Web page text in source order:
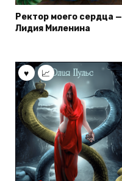
Ректор моего сердца —
Лидия Миленина